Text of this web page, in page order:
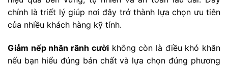
chính là triết lý giúp nơi đây trở thành lựa chọn ưu tiên
của nhiều khách hàng kỹ tính.
Giảm nếp nhăn rãnh cườikhông còn là điều khó khăn
nếu bạn hiểu đúng bản chất và lựa chọn đúng phương